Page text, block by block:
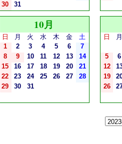
30
31
10月
日 月 火 水 木 金
土
1
2 3 4 5 6
7
8
9 10 11 12 13
14
15
16 17 18 19 20
21
22
23 24 25 26 27
28
29
30 31
日 月
5
6
12
19
26